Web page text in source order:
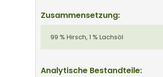
Zusammensetzung:
99 % Hirsch, 1 % Lachsöl
Analytische Bestandteile: